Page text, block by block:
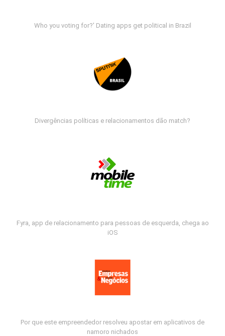
Who you voting for?' Dating apps get political in Brazil
Divergências políticas e relacionamentos dão match?
Fyra, app de relacionamento para pessoas de esquerda, chega ao
iOS
Por que este empreendedor resolveu apostar em aplicativos de
namoro nichados